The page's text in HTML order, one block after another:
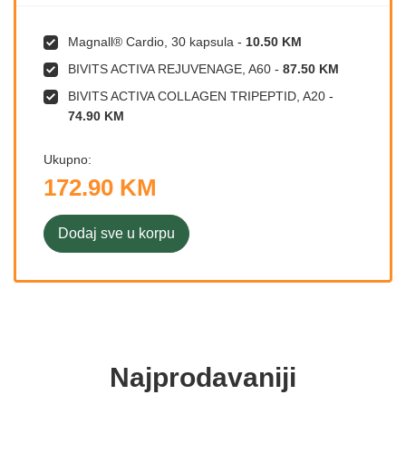
Magnall® Cardio, 30 kapsula - 10.50 KM
BIVITS ACTIVA REJUVENAGE, A60 - 87.50 KM
BIVITS ACTIVA COLLAGEN TRIPEPTID, A20 -
74.90 KM
Ukupno:
172.90 KM
Dodaj sve u korpu
Najprodavaniji